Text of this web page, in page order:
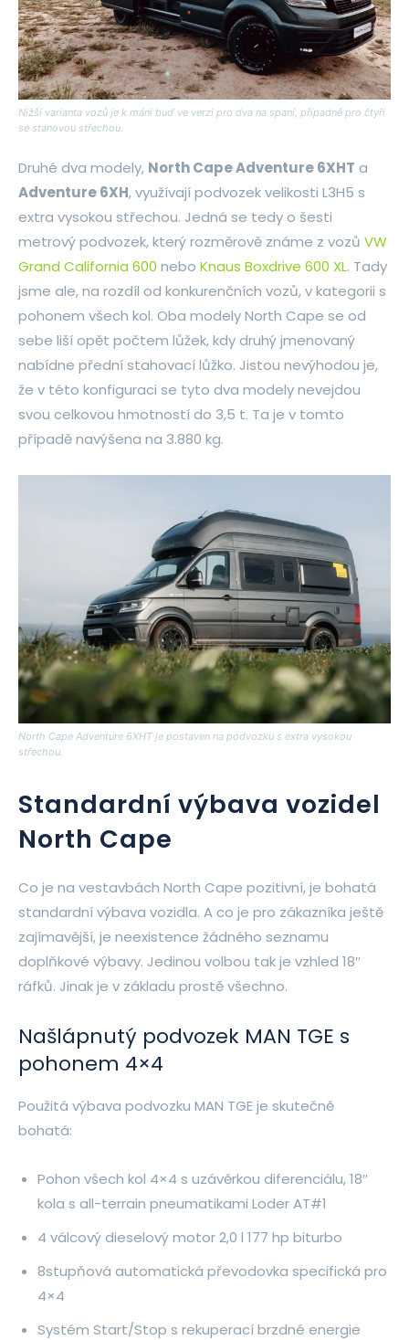
Nižší varianta vozů je k mání buď ve verzi pro dva na spaní, případně pro čtyři
se stanovou střechou.
Druhé dva modely, North Cape Adventure 6XHT a
Adventure 6XH, využívají podvozek velikosti L3H5 s
extra vysokou střechou. Jedná se tedy o šesti
metrový podvozek, který rozměrově známe z vozů VW
Grand California 600 nebo Knaus Boxdrive 600 XL. Tady
jsme ale, na rozdíl od konkurenčních vozů, v kategorii s
pohonem všech kol. Oba modely North Cape se od
sebe liší opět počtem lůžek, kdy druhý jmenovaný
nabídne přední stahovací lůžko. Jistou nevýhodou je,
že v této konfiguraci se tyto dva modely nevejdou
svou celkovou hmotností do 3,5 t. Ta je v tomto
případě navýšena na 3.880 kg.
North Cape Adventure 6XHT je postaven na podvozku s extra vysokou
střechou.
Standardní výbava vozidel
North Cape
Co je na vestavbách North Cape pozitivní, je bohatá
standardní výbava vozidla. A co je pro zákazníka ještě
zajímavější, je neexistence žádného seznamu
doplňkové výbavy. Jedinou volbou tak je vzhled 18″
ráfků. Jinak je v základu prostě všechno.
Našlápnutý podvozek MAN TGE s
pohonem 4×4
Použitá výbava podvozku MAN TGE je skutečně
bohatá:
Pohon všech kol 4×4 s uzávěrkou diferenciálu, 18″
kola s all-terrain pneumatikami Loder AT#1
4 válcový dieselový motor 2,0 l 177 hp biturbo
8stupňová automatická převodovka specifická pro
4×4
Systém Start/Stop s rekuperací brzdné energie